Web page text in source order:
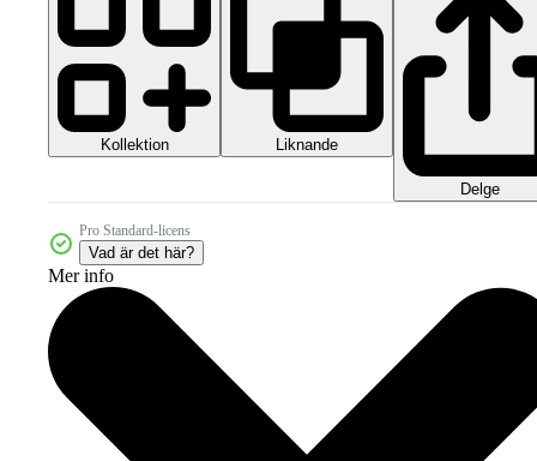
Kollektion Liknande
Delge
Pro Standard-licens
Vad är det här?
Mer info